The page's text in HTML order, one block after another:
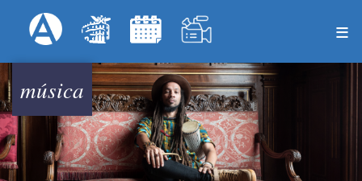
al
principal
Menú Superior
música